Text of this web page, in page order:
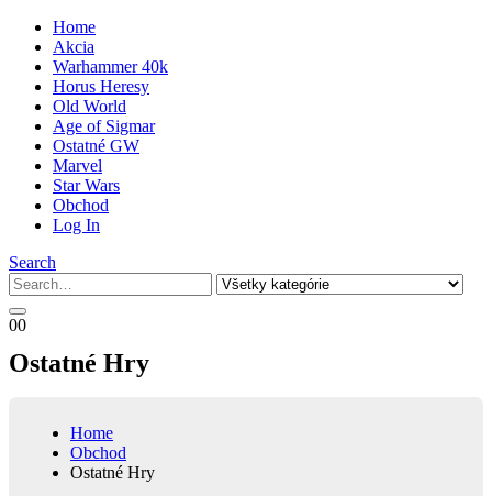
Home
Akcia
Warhammer 40k
Horus Heresy
Old World
Age of Sigmar
Ostatné GW
Marvel
Star Wars
Obchod
Log In
Search
00
Ostatné Hry
Home
Obchod
Ostatné Hry